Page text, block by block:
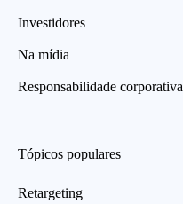
Investidores
Na mídia
Responsabilidade corporativa
Tópicos populares
Retargeting